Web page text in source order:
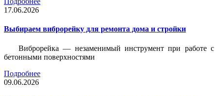
17.06.2026
Выбираем виброрейку для ремонта дома и стройки
Виброрейка — незаменимый инструмент при работе с
бетонными поверхностями
Подробнее
09.06.2026